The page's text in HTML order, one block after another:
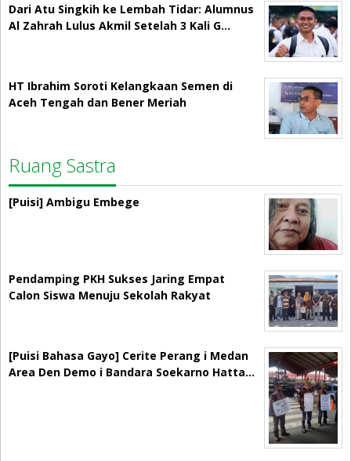
Dari Atu Singkih ke Lembah Tidar: Alumnus
Al Zahrah Lulus Akmil Setelah 3 Kali G…
HT Ibrahim Soroti Kelangkaan Semen di
Aceh Tengah dan Bener Meriah
Ruang Sastra
[Puisi] Ambigu Embege
Pendamping PKH Sukses Jaring Empat
Calon Siswa Menuju Sekolah Rakyat
[Puisi Bahasa Gayo] Cerite Perang i Medan
Area Den Demo i Bandara Soekarno Hatta…